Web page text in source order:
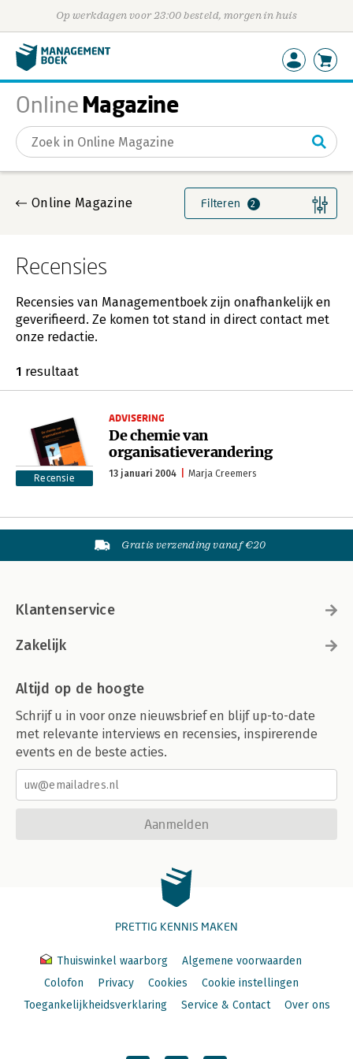
Op werkdagen voor 23:00 besteld, morgen in huis
Online Magazine
Gevonden artikelen
Online Magazine Filteren 2
Recensies
Recensies van Managementboek zijn onafhankelijk en
geverifieerd. Ze komen tot stand in direct contact met
onze redactie.
1 resultaat
Recensie
ADVISERING
De chemie van
organisatieverandering
13 januari 2004 Marja Creemers
Gratis verzending vanaf €20
Klantenservice
Zakelijk
Altijd op de hoogte
Schrijf u in voor onze nieuwsbrief en blijf up-to-date
met relevante interviews en recensies, inspirerende
events en de beste acties.
Aanmelden
PRETTIG KENNIS MAKEN
Thuiswinkel waarborg
Algemene voorwaarden
Colofon
Privacy Cookies
Cookie instellingen
Toegankelijkheidsverklaring
Service & Contact Over ons